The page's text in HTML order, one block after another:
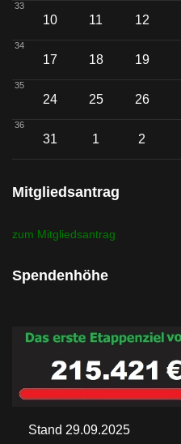
33
10 11 12
34
17 18 19
35
24 25 26
36
31 1 2
Mitgliedsantrag
zum Mitgliedsantrag
Spendenhöhe
Stand 29.09.2025